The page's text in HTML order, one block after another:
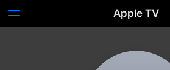
Apple TV